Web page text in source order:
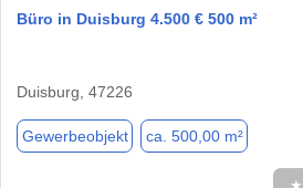
Büro in Duisburg 4.500 € 500 m²
Duisburg, 47226
Gewerbeobjekt ca. 500,00 m²